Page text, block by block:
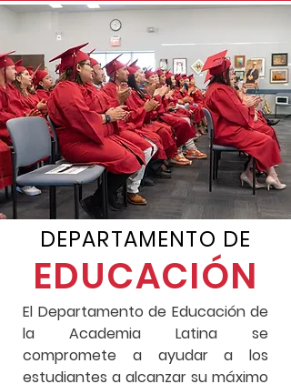
DEPARTAMENTO DE
EDUCACIÓN
El Departamento de Educación de
la Academia Latina se
compromete a ayudar a los
estudiantes a alcanzar su máximo